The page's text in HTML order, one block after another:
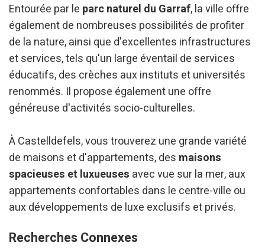
Entourée par le parc naturel du Garraf, la ville offre
également de nombreuses possibilités de profiter
de la nature, ainsi que d'excellentes infrastructures
et services, tels qu'un large éventail de services
éducatifs, des crèches aux instituts et universités
renommés. Il propose également une offre
généreuse d'activités socio-culturelles.
À Castelldefels, vous trouverez une grande variété
de maisons et d'appartements, des maisons
spacieuses et luxueuses avec vue sur la mer, aux
appartements confortables dans le centre-ville ou
aux développements de luxe exclusifs et privés.
Recherches Connexes